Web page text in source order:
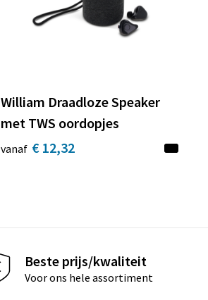
William Draadloze Speaker
met TWS oordopjes
vanaf € 12,32
Beste prijs/kwaliteit
Voor ons hele assortiment